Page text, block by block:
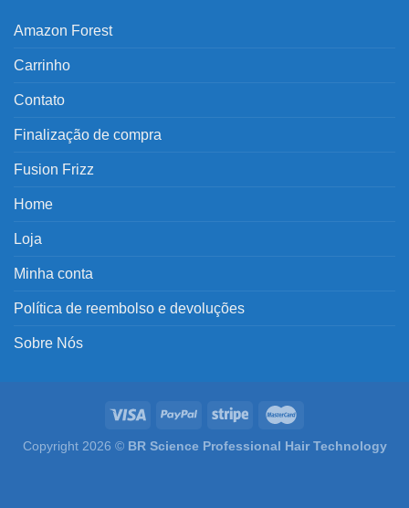
Amazon Forest
Carrinho
Contato
Finalização de compra
Fusion Frizz
Home
Loja
Minha conta
Política de reembolso e devoluções
Sobre Nós
Copyright 2026 © BR Science Professional Hair Technology